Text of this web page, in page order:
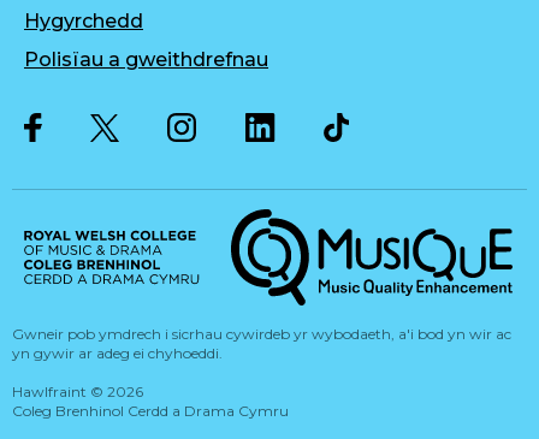
Hygyrchedd
Polisïau a gweithdrefnau
Musique, Music Quality
Hawlfraint © 2026
Coleg Brenhinol Cerdd a Drama Cymru
Gwneir pob ymdrech i sicrhau cywirdeb yr wybodaeth, a'i bod yn wir ac
yn gywir ar adeg ei chyhoeddi.